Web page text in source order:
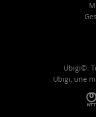
Ubigi©.
Ubigi, une